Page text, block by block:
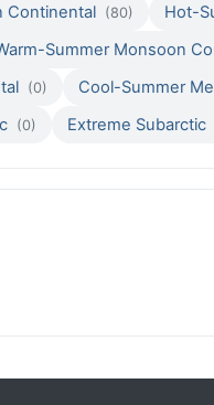
Continental (80) Hot-
Summer Monsoon
(0) Cool-Summer
(0) Extreme Subarctic